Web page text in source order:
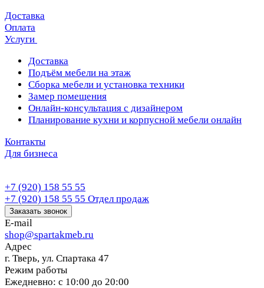
Доставка
Оплата
Услуги
Доставка
Подъём мебели на этаж
Сборка мебели и установка техники
Замер помещения
Онлайн-консультация с дизайнером
Планирование кухни и корпусной мебели онлайн
Контакты
Для бизнеса
+7 (920) 158 55 55
+7 (920) 158 55 55 Отдел продаж
Заказать звонок
E-mail
shop@spartakmeb.ru
Адрес
г. Тверь, ул. Спартака 47
Режим работы
Ежедневно: с 10:00 до 20:00